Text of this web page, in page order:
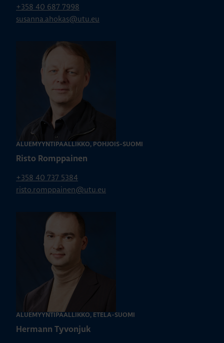
+358 40 687 7998
susanna.ahokas@utu.eu
ALUEMYYNTIPÄÄLLIKKÖ, POHJOIS-SUOMI
Risto Romppainen
+358 40 737 5384
risto.romppainen@utu.eu
ALUEMYYNTIPÄÄLLIKKÖ, ETELÄ-SUOMI
Hermann Tyvonjuk